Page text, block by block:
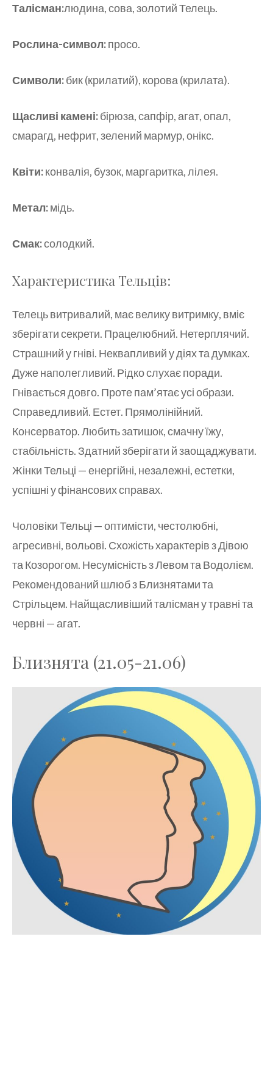
Талісман:людина, сова, золотий Телець.
Рослина-символ:просо.
Символи:бик (крилатий), корова (крилата).
Щасливі камені:бірюза, сапфір, агат, опал,
смарагд, нефрит, зелений мармур, онікс.
Квіти:конвалія, бузок, маргаритка, лілея.
Метал:мідь.
Смак:солодкий.
Характеристика Тельців:
Телець витривалий, має велику витримку, вміє
зберігати секрети. Працелюбний. Нетерплячий.
Страшний у гніві. Неквапливий у діях та думках.
Дуже наполегливий. Рідко слухає поради.
Гнівається довго. Проте пам’ятає усі образи.
Справедливий. Естет. Прямолінійний.
Консерватор. Любить затишок, смачну їжу,
стабільність. Здатний зберігати й заощаджувати.
Жінки Тельці — енергійні, незалежні, естетки,
успішні у фінансових справах.
Чоловіки Тельці — оптимісти, честолюбні,
агресивні, вольові. Схожість характерів з Дівою
та Козорогом. Несумісність з Левом та Водолієм.
Рекомендований шлюб з Близнятами та
Стрільцем. Найщасливіший талісман у травні та
червні — агат.
Близнята (21.05-21.06)